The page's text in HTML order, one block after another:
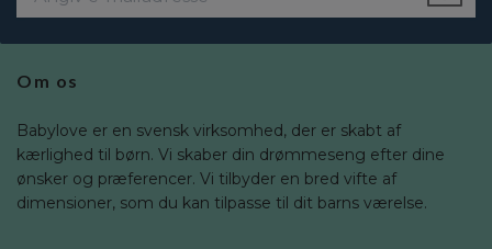
Om os
Babylove er en svensk virksomhed, der er skabt af
kærlighed til børn. Vi skaber din drømmeseng efter dine
ønsker og præferencer. Vi tilbyder en bred vifte af
dimensioner, som du kan tilpasse til dit barns værelse.